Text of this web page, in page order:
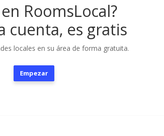
RoomsLocal?
cuenta, es gratis
locales en su área de forma gratuita.
Empezar